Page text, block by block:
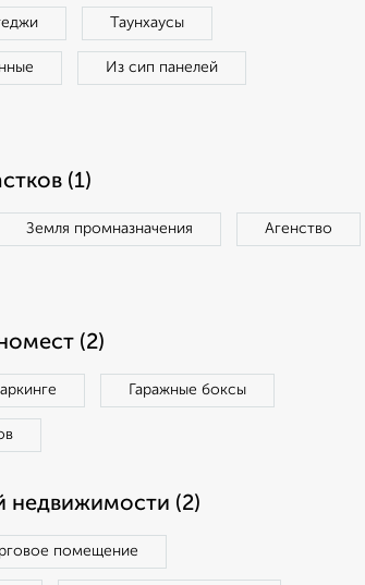
Таунхаусы
Из сип панелей
(1)
Земля промназначения Агенство
(2)
Гаражные боксы
недвижимости (2)
помещение